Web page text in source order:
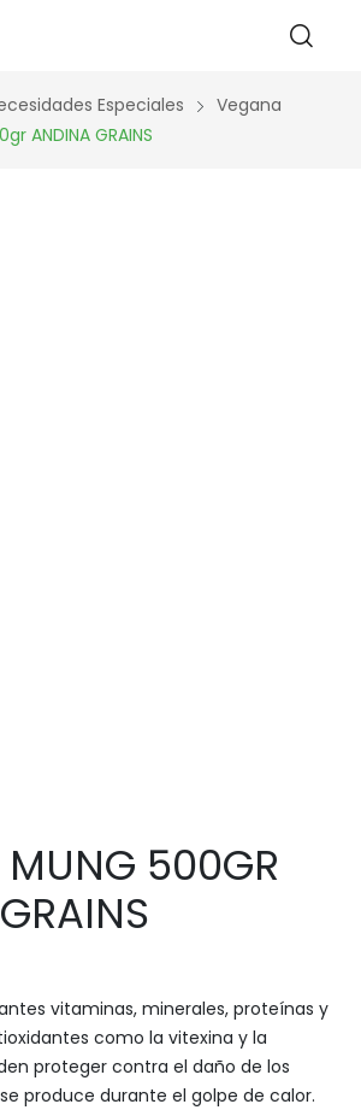
Especiales
Vegana
ANDINA GRAINS
MUNG 500GR
vitaminas, minerales, proteínas y
como la vitexina y la
proteger contra el daño de los
produce durante el golpe de calor.